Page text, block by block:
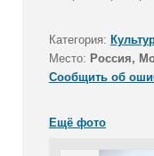
Категория:
Место: Россия,
Сообщить об
Ещё фото